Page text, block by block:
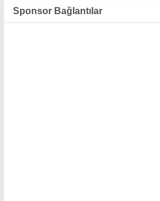
Sponsor Bağlantılar